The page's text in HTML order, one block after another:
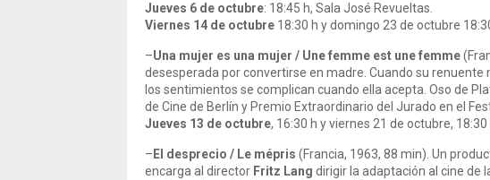
Jueves 6 de octubre: 18:45 h, Sala José Revueltas.
Viernes 14 de octubre 18:30 h y domingo 23 de octubre
–Una mujer es una mujer / Une femme est une femme
desesperada por convertirse en madre. Cuando su
los sentimientos se complican cuando ella acepta. Oso de
de Cine de Berlín y Premio Extraordinario del Jurado en el
Jueves 13 de octubre, 16:30 h y viernes 21 de octubre, 18:30
– El desprecio / Le mépris (Francia, 1963, 88 min). Un
encarga al director Fritz Lang dirigir la adaptación al cine de